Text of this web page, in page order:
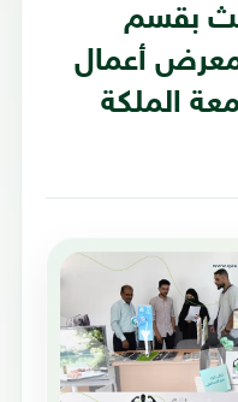
بقسم
أعمال
الملكة